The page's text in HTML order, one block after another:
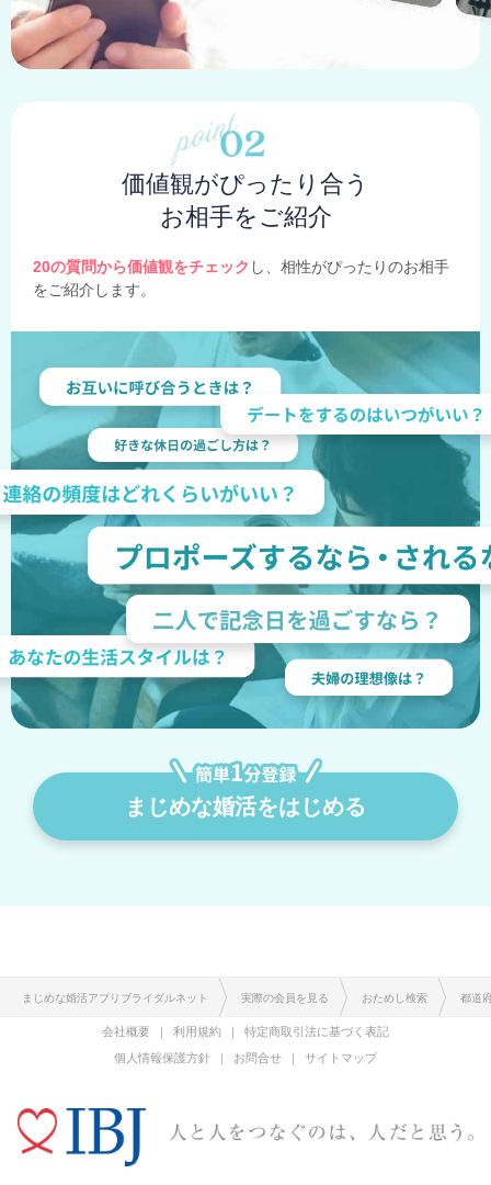
価値観がぴったり合う
お相手をご紹介
20の質問から価値観をチェック し、相性がぴったりのお相手
をご紹介します。
まじめな婚活をはじめる
まじめな婚活アプリブライダルネット 実際の会員を見る おためし検索 都道
会社概要 利用規約
特定商取引法に基づく表記
個人情報保護方針
お問合せ サイトマップ